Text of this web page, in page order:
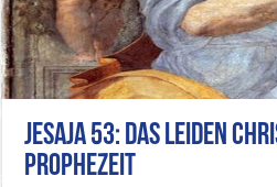
Jesaja 53: Das Leiden
prophezeit